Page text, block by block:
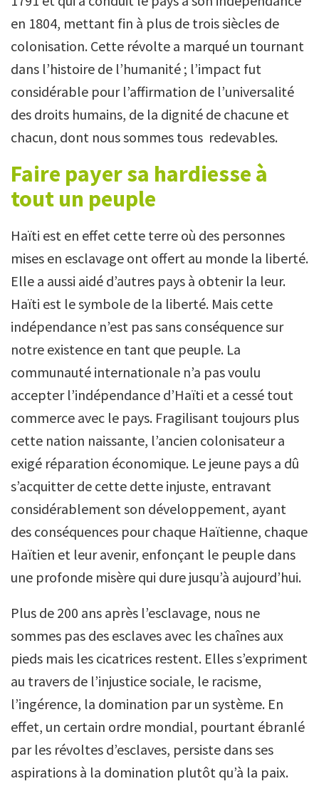
en 1804, mettant fin à plus de trois siècles de
colonisation. Cette révolte a marqué un tournant
dans l’histoire de l’humanité ; l’impact fut
considérable pour l’affirmation de l’universalité
des droits humains, de la dignité de chacune et
chacun, dont nous sommes tous redevables.
Faire payer sa hardiesse à
tout un peuple
Haïti est en effet cette terre où des personnes
mises en esclavage ont offert au monde la liberté.
Elle a aussi aidé d’autres pays à obtenir la leur.
Haïti est le symbole de la liberté. Mais cette
indépendance n’est pas sans conséquence sur
notre existence en tant que peuple. La
communauté internationale n’a pas voulu
accepter l’indépendance d’Haïti et a cessé tout
commerce avec le pays. Fragilisant toujours plus
cette nation naissante, l’ancien colonisateur a
exigé réparation économique. Le jeune pays a dû
s’acquitter de cette dette injuste, entravant
considérablement son développement, ayant
des conséquences pour chaque Haïtienne, chaque
Haïtien et leur avenir, enfonçant le peuple dans
une profonde misère qui dure jusqu’à aujourd’hui.
Plus de 200 ans après l’esclavage, nous ne
sommes pas des esclaves avec les chaînes aux
pieds mais les cicatrices restent. Elles s’expriment
au travers de l’injustice sociale, le racisme,
l’ingérence, la domination par un système. En
effet, un certain ordre mondial, pourtant ébranlé
par les révoltes d’esclaves, persiste dans ses
aspirations à la domination plutôt qu’à la paix.